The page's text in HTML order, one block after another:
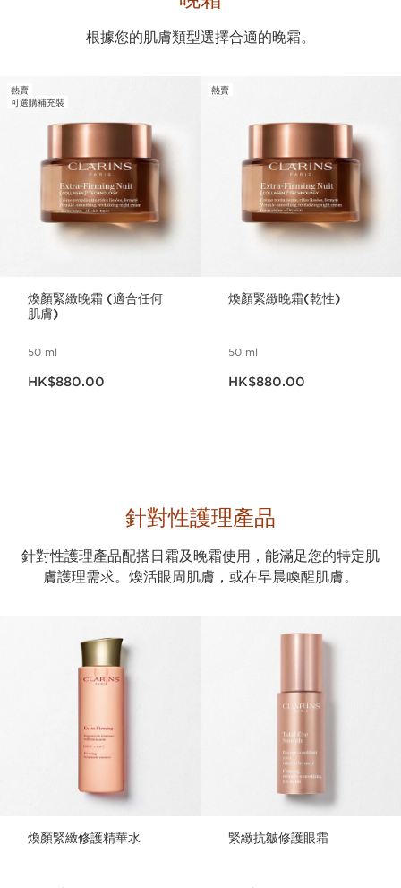
根據您的肌膚類型選擇合適的晚霜。
熱賣
可選購補充裝
煥顏緊緻晚霜 (適合任何
肌膚)
50 ml
HK$880.00
熱賣
煥顏緊緻晚霜(乾性)
50 ml
HK$880.00
針對性護理產品
針對性護理產品配搭日霜及晚霜使用，能滿足您的特定肌
膚護理需求。煥活眼周肌膚，或在早晨喚醒肌膚。
煥顏緊緻修護精華水 緊緻抗皺修護眼霜